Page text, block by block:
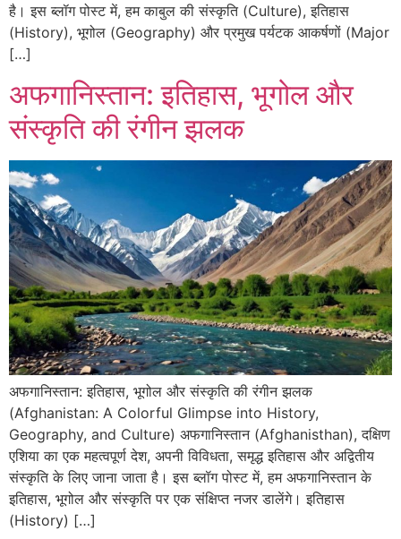
है। इस ब्लॉग पोस्ट में, हम काबुल की संस्कृति (Culture), इतिहास
(History), भूगोल (Geography) और प्रमुख पर्यटक आकर्षणों (Major
[…]
अफगानिस्तान: इतिहास, भूगोल और
संस्कृति की रंगीन झलक
अफगानिस्तान: इतिहास, भूगोल और संस्कृति की रंगीन झलक
(Afghanistan: A Colorful Glimpse into History,
Geography, and Culture) अफगानिस्तान (Afghanisthan), दक्षिण
एशिया का एक महत्वपूर्ण देश, अपनी विविधता, समृद्ध इतिहास और अद्वितीय
संस्कृति के लिए जाना जाता है। इस ब्लॉग पोस्ट में, हम अफगानिस्तान के
इतिहास, भूगोल और संस्कृति पर एक संक्षिप्त नजर डालेंगे। इतिहास
(History) […]